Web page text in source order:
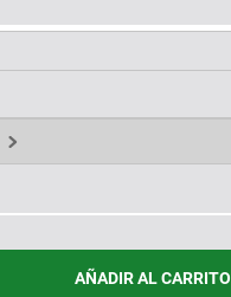
AÑADIR AL CARRITO